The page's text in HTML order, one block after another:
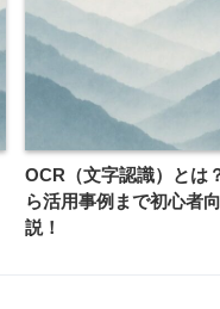
OCR（文字認識）とは
ら活用事例まで初心者
説！